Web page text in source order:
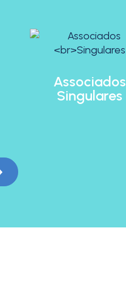
Associados
Singulares